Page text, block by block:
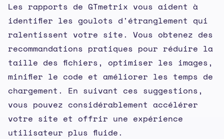
Les rapports de GTmetrix vous aident à
identifier les goulots d'étranglement qui
ralentissent votre site. Vous obtenez des
recommandations pratiques pour réduire la
taille des fichiers, optimiser les images,
minifier le code et améliorer les temps de
chargement. En suivant ces suggestions,
vous pouvez considérablement accélérer
votre site et offrir une expérience
utilisateur plus fluide.